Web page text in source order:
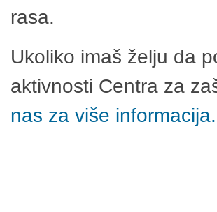
rasa.
Ukoliko imaš želju da
aktivnosti Centra za
nas za više informacija.